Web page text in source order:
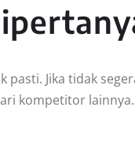
Jika tidak
kompetitor lainnya.